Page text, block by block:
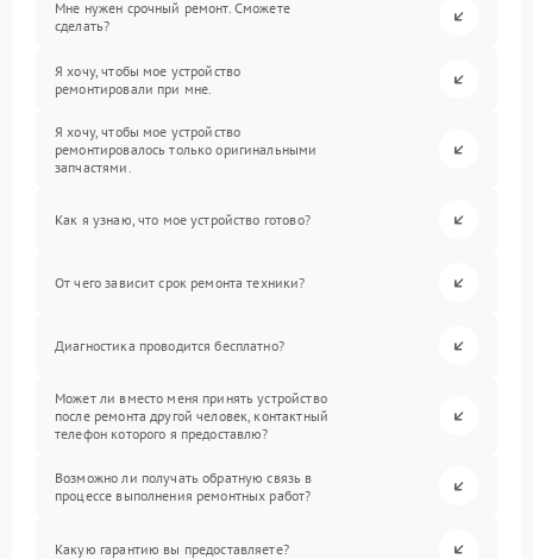
Мне нужен срочный ремонт. Сможете
сделать?
Я хочу, чтобы мое устройство
ремонтировали при мне.
Я хочу, чтобы мое устройство
ремонтировалось только оригинальными
запчастями.
Как я узнаю, что мое устройство готово?
От чего зависит срок ремонта техники?
Диагностика проводится бесплатно?
Может ли вместо меня принять устройство
после ремонта другой человек, контактный
телефон которого я предоставлю?
Возможно ли получать обратную связь в
процессе выполнения ремонтных работ?
Какую гарантию вы предоставляете?